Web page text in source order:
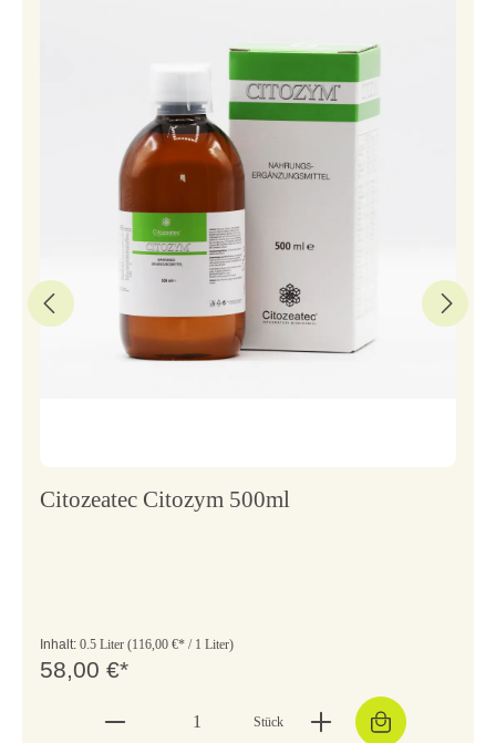
Citozeatec Citozym 500ml
Inhalt: 0.5 Liter (116,00 €* / 1 Liter)
58,00 €*
Stück